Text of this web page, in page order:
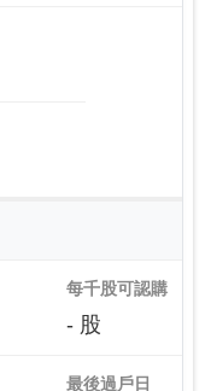
每千股可認購
- 股
最後過戶日